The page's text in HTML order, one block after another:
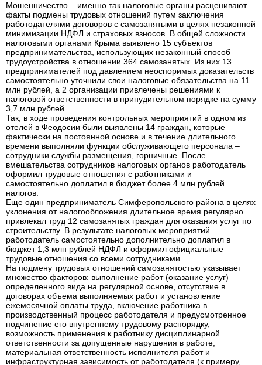
Мошенничество – именно так налоговые органы расценивают
факты подмены трудовых отношений путем заключения
работодателями договоров с самозанятыми в целях незаконной
минимизации НДФЛ и страховых взносов. В общей сложности
налоговыми органами Крыма выявлено 15 субъектов
предпринимательства, использующих незаконный способ
трудоустройства в отношении 364 самозанятых. Из них 13
предпринимателей под давлением неоспоримых доказательств
самостоятельно уточнили свои налоговые обязательства на 11
млн рублей, а 2 организации привлечены решениями к
налоговой ответственности в принудительном порядке на сумму
3,7 млн рублей.
Так, в ходе проведения контрольных мероприятий в одном из
отелей в Феодосии были выявлены 14 граждан, которые
фактически на постоянной основе и в течение длительного
времени выполняли функции обслуживающего персонала –
сотрудники службы размещения, горничные. После
вмешательства сотрудников налоговых органов работодатель
оформил трудовые отношения с работниками и
самостоятельно доплатил в бюджет более 4 млн рублей
налогов.
Еще один предприниматель Симферопольского района в целях
уклонения от налогообложения длительное время регулярно
привлекал труд 12 самозанятых граждан для оказания услуг по
строительству. В результате налоговых мероприятий
работодатель самостоятельно дополнительно доплатил в
бюджет 1,3 млн рублей НДФЛ и оформил официальные
трудовые отношения со всеми сотрудниками.
На подмену трудовых отношений самозанятостью указывает
множество факторов: выполнение работ (оказание услуг)
определенного вида на регулярной основе, отсутствие в
договорах объема выполняемых работ и установление
ежемесячной оплаты труда, включение работника в
производственный процесс работодателя и предусмотренное
подчинение его внутреннему трудовому распорядку,
возможность применения к работнику дисциплинарной
ответственности за допущенные нарушения в работе,
материальная ответственность исполнителя работ и
инфраструктурная зависимость от работодателя (к примеру,